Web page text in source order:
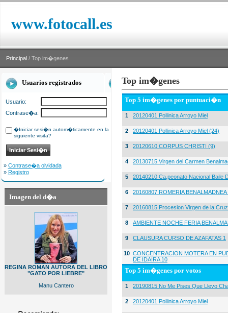
www.fotocall.es
Principal / Top im�genes
Usuarios registrados
Usuario:
Contrase�a:
�Iniciar sesi�n autom�ticamente en la
siguiente visita?
» Contrase�a olvidada
» Registro
Imagen del d�a
REGINA ROMAN AUTORA DEL LIBRO
"GATO POR LIEBRE"
Manu Cantero
Top im�genes
Top 5 im�genes por puntuaci�n
1 20120401 Pollinica Arroyo Miel
2 20120401 Pollinica Arroyo Miel (24)
3 20120610 CORPUS CHRISTI (9)
4 20130715 Virgen del Carmen
5 20140210 Ca,peonato Nacional Baile
6 20160807 ROMERIA
7 20160815 Procesion Virgen de la
8 AMBIENTE NOCHE FERIA
9 CLAUSURA CURSO DE AZAFATAS 1
10 CONCENTRACION MOTERA EN
DE IDAIRA 10
Top 5 im�genes por votos
1 20190815 No Me Pises Que Llevo
2 20120401 Pollinica Arroyo Miel